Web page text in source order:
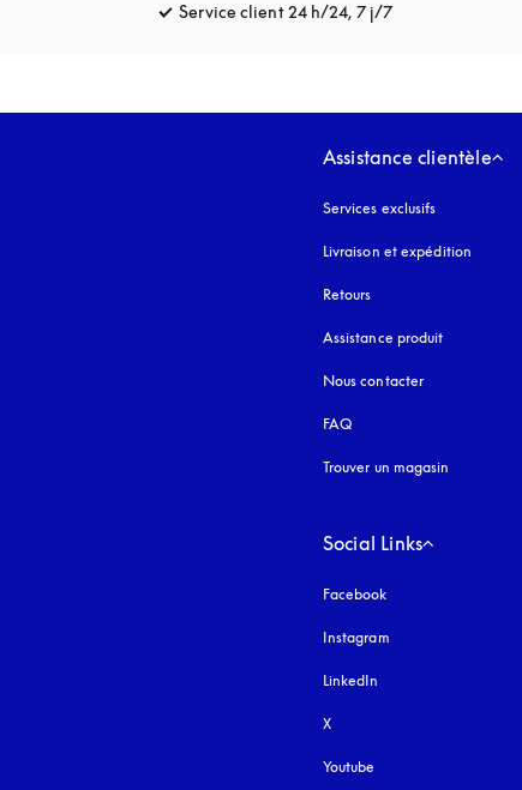
Service client 24 h/24, 7 j/7
Assistance clientèle
Services exclusifs
Livraison et expédition
Retours
Assistance produit
Nous contacter
FAQ
Trouver un magasin
Social Links
Facebook
Instagram
LinkedIn
X
Youtube